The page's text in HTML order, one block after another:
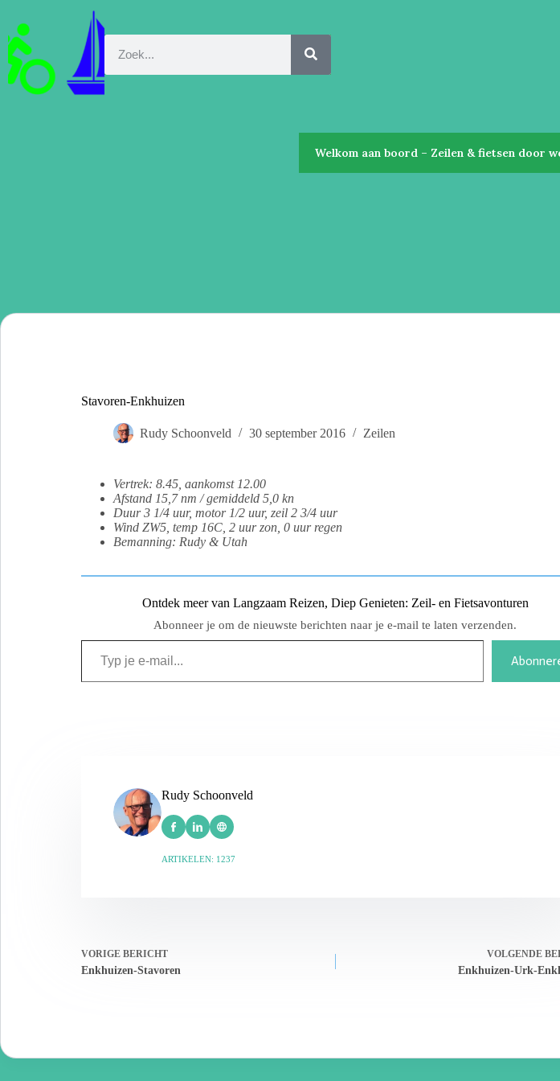
Welkom aan boord – Zeilen & fietsen door
Stavoren-Enkhuizen
Rudy Schoonveld 30 september 2016 Zeilen
Vertrek: 8.45, aankomst 12.00
Afstand 15,7 nm / gemiddeld 5,0 kn
Duur 3 1/4 uur, motor 1/2 uur, zeil 2 3/4 uur
Wind ZW5, temp 16C, 2 uur zon, 0 uur regen
Bemanning: Rudy & Utah
Ontdek meer van Langzaam Reizen, Diep Genieten: Zeil- en Fietsavonturen
Abonneer je om de nieuwste berichten naar je e-mail te laten verzenden.
Rudy Schoonveld
ARTIKELEN: 1237
VORIGE BERICHT
Enkhuizen-Stavoren
VOLGENDE
Enkhuizen-Urk-